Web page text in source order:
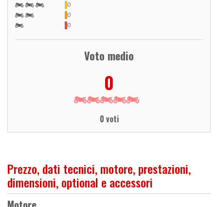
0
0
0
Voto medio
0
0 voti
Prezzo, dati tecnici, motore, prestazioni,
dimensioni, optional e accessori